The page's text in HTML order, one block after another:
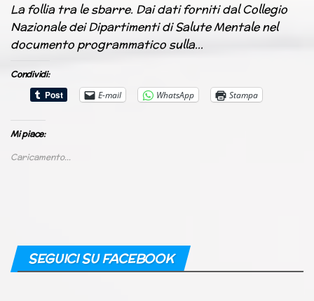
La follia tra le sbarre. Dai dati forniti dal Collegio
Nazionale dei Dipartimenti di Salute Mentale nel
documento programmatico sulla…
Condividi:
E-mail
WhatsApp Stampa
Mi piace:
Caricamento...
SEGUICI SU FACEBOOK